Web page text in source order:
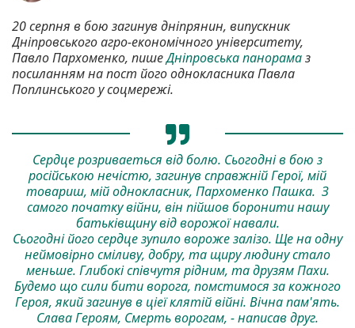
20 серпня в бою загинув дніпрянин, випускник
Дніпровського агро-економічного університету,
Павло Пархоменко, пишеДніпровська панорамаз
посиланням на пост його однокласника Павла
Поплинського у соцмережі.
Сердце розриваеться від болю. Сьогодні в бою з
російською нечістю, загинув справжній Герої, мій
товариш, мій однокласник, Пархоменко Пашка. З
самого початку війни, він пійшов боронити нашу
батьківщину від ворожої навали.
Сьогодні його сердце зупило вороже залізо. Ще на одну
неймовірно сміливу, добру, та щиру людину стало
меньше. Глибокі співчутя рідним, та друзям Пахи.
Будемо що сили бити ворога, помстимося за кожного
Героя, який загинув в ціеї клятій війні. Вічна пам'ять.
Слава Героям, Смерть ворогам, - написав друг.